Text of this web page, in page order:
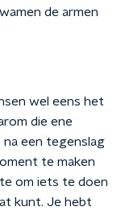
de armen
wel eens het
die ene
een tegenslag
te maken
om iets te doen
kunt. Je hebt